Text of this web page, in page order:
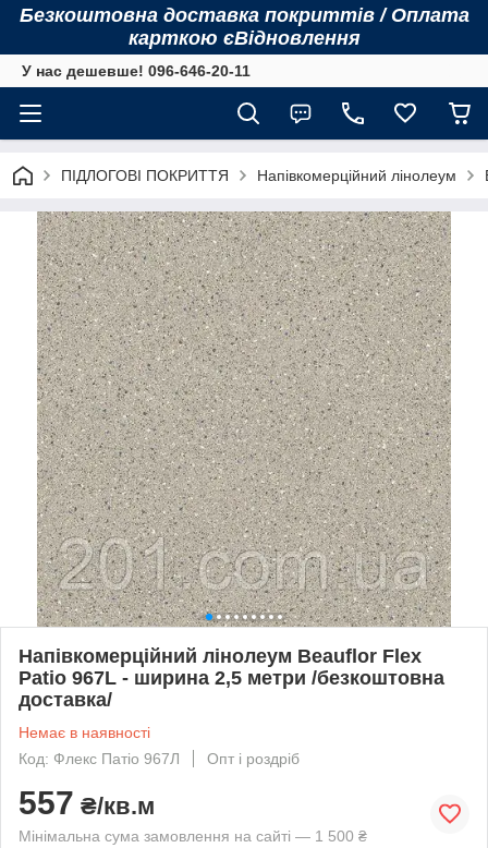
Безкоштовна доставка покриттів / Оплата
карткою єВідновлення
У нас дешевше! 096-646-20-11
ПІДЛОГОВІ ПОКРИТТЯ Напівкомерційний лінолеум
Напівкомерційний лінолеум Beauflor Flex
Patio 967L - ширина 2,5 метри /безкоштовна
доставка/
Немає в наявності
Код: Флекс Патіо 967Л
Опт і роздріб
557 ₴/кв.м
Мінімальна сума замовлення на сайті — 1 500 ₴